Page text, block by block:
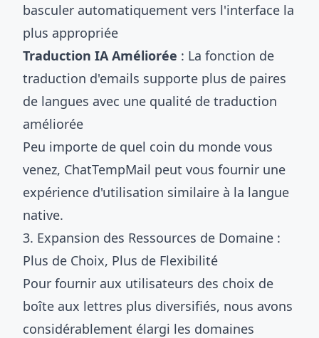
basculer automatiquement vers l'interface la
plus appropriée
Traduction IA Améliorée : La fonction de
traduction d'emails supporte plus de paires
de langues avec une qualité de traduction
améliorée
Peu importe de quel coin du monde vous
venez, ChatTempMail peut vous fournir une
expérience d'utilisation similaire à la langue
native.
3. Expansion des Ressources de Domaine :
Plus de Choix, Plus de Flexibilité
Pour fournir aux utilisateurs des choix de
boîte aux lettres plus diversifiés, nous avons
considérablement élargi les domaines